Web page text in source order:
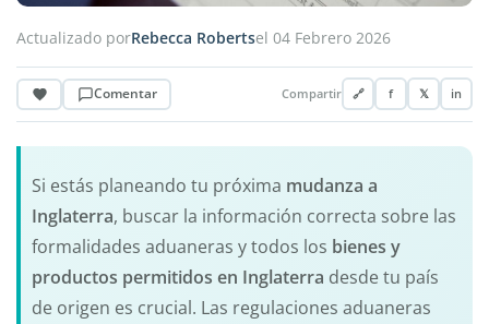
Actualizado porRebecca Robertsel 04 Febrero 2026
Comentar Compartir 🔗 f 𝕏 in
Si estás planeando tu próxima mudanza a
Inglaterra, buscar la información correcta sobre las
formalidades aduaneras y todos los bienes y
productos permitidos en Inglaterra desde tu país
de origen es crucial. Las regulaciones aduaneras